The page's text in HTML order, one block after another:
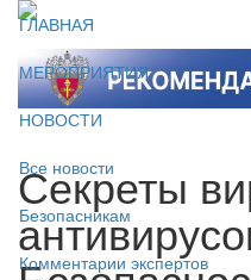
ГЛАВНАЯ
МЕРОПРИЯТИЯ
НОВОСТИ
Все новости
Безопасникам
Комментарии экспертов
Секреты